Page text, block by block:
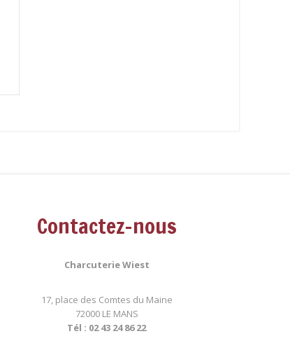
Contactez-nous
Charcuterie Wiest
17, place des Comtes du Maine
72000 LE MANS
Tél : 02 43 24 86 22